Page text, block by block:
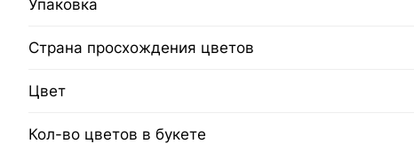
Упаковка
Страна просхождения цветов
Цвет
Кол-во цветов в букете